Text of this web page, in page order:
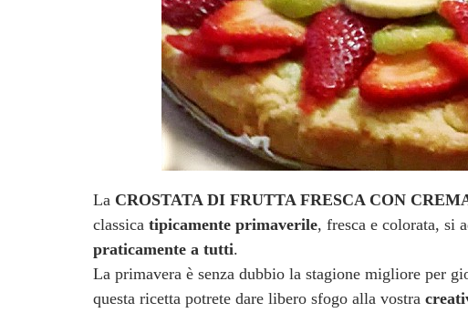
La CROSTATA DI FRUTTA FRESCA CON
classica tipicamente primaverile, fresca e colorata, si
praticamente a tutti.
La primavera è senza dubbio la stagione migliore per
questa ricetta potrete dare libero sfogo alla vostra